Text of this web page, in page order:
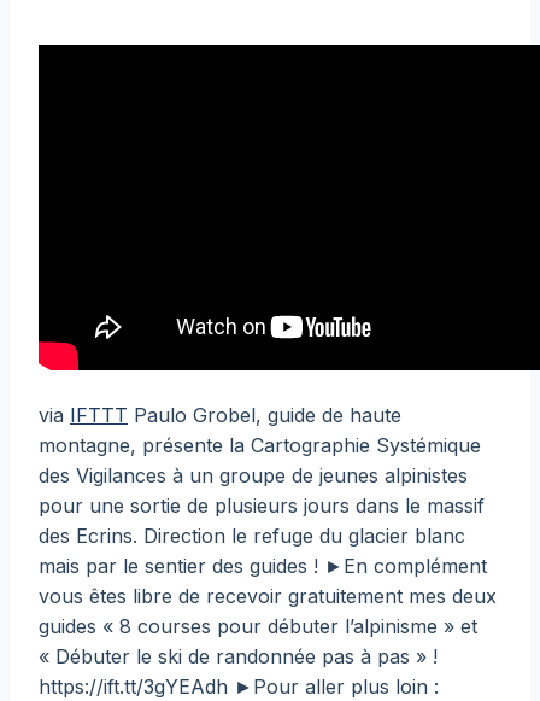
via IFTTT Paulo Grobel, guide de haute
montagne, présente la Cartographie Systémique
des Vigilances à un groupe de jeunes alpinistes
pour une sortie de plusieurs jours dans le massif
des Ecrins. Direction le refuge du glacier blanc
mais par le sentier des guides ! ►En complément
vous êtes libre de recevoir gratuitement mes deux
guides « 8 courses pour débuter l’alpinisme » et
« Débuter le ski de randonnée pas à pas » !
https://ift.tt/3gYEAdh ►Pour aller plus loin :